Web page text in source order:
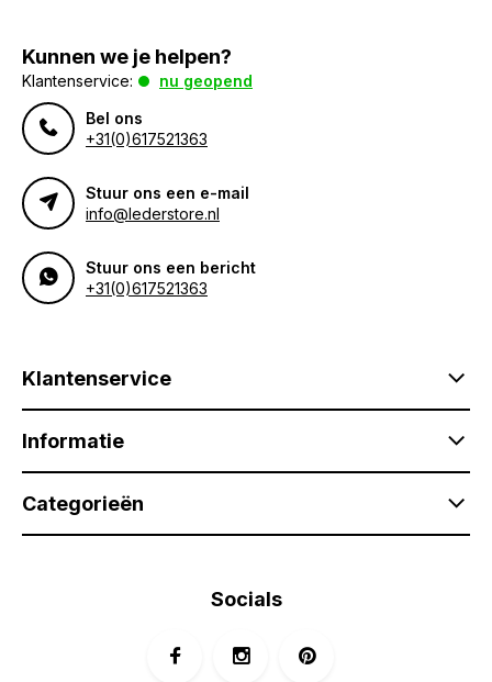
Kunnen we je helpen?
Klantenservice:
nu geopend
Bel ons
+31(0)617521363
Stuur ons een e-mail
info@lederstore.nl
Stuur ons een bericht
+31(0)617521363
Klantenservice
Informatie
Categorieën
Socials